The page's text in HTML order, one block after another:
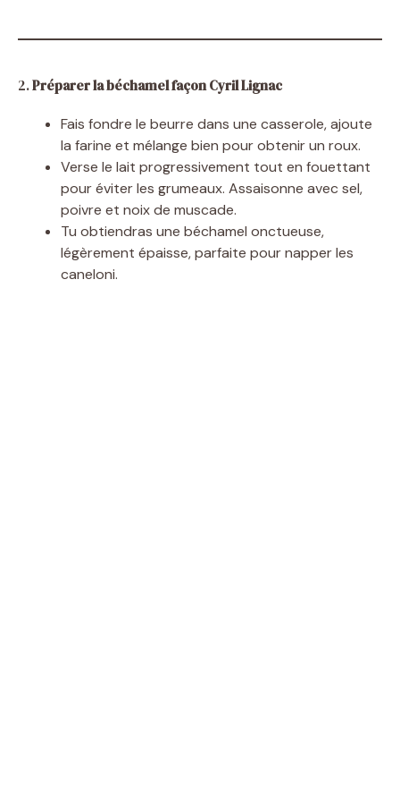
2.Préparer la béchamel façon Cyril Lignac
Fais fondre le beurre dans une casserole, ajoute
la farine et mélange bien pour obtenir un roux.
Verse le lait progressivement tout en fouettant
pour éviter les grumeaux. Assaisonne avec sel,
poivre et noix de muscade.
Tu obtiendras une béchamel onctueuse,
légèrement épaisse, parfaite pour napper les
caneloni.